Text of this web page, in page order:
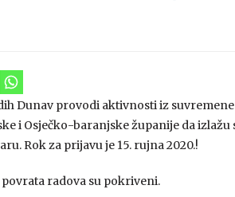
Dunav provodi aktivnosti iz
i Osječko-baranjske županije da
Rok za prijavu je 15. rujna 2020.!
radova su pokriveni.